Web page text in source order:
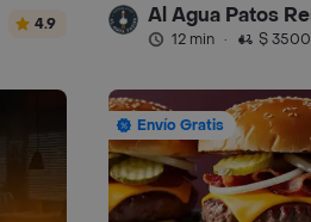
4.9
12 min · $ 3500
Envío Gratis